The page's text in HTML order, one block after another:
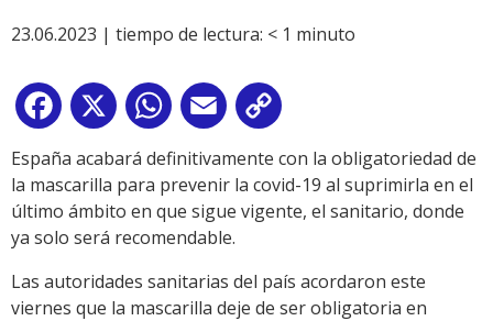
23.06.2023 | tiempo de lectura: < 1 minuto
Facebook
X WhatsApp
Email
Link
España acabará definitivamente con la obligatoriedad de
la mascarilla para prevenir la covid-19 al suprimirla en el
último ámbito en que sigue vigente, el sanitario, donde
ya solo será recomendable.
Las autoridades sanitarias del país acordaron este
viernes que la mascarilla deje de ser obligatoria en